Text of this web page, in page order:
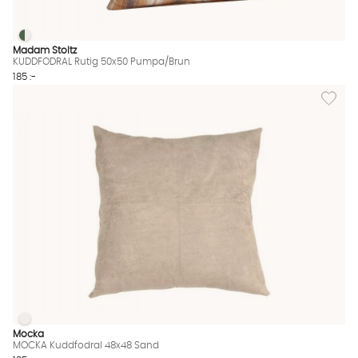
KUDDFODRAL Rutig 50x50 Pumpa/Brun Finns även i dessa
KUDDFODRAL Rutig 50x50 Pumpa/Brun
Madam Stoltz
KUDDFODRAL Rutig 50x50 Pumpa/Brun
185 :-
Lägg
MOCKA Kuddfodral 48x48 Sand Finns även i dessa färger:
MOCKA Kuddfodral 48x48 Sand
Mocka
MOCKA Kuddfodral 48x48 Sand